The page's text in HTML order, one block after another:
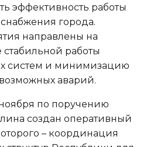
эффективность работы
города.
направлены на
работы
систем и минимизацию
аварий.
по поручению
создан оперативный
– координация